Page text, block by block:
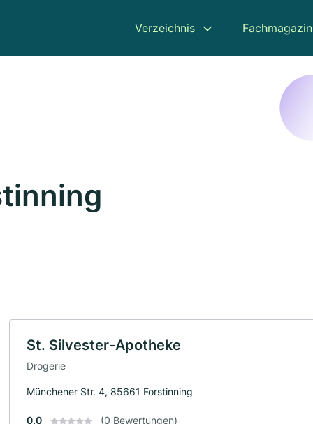
Verzeichnis Fachmagazin
St. Silvester-Apotheke
Drogerie
Münchener Str. 4, 85661 Forstinning
0.0 (0 Bewertungen)